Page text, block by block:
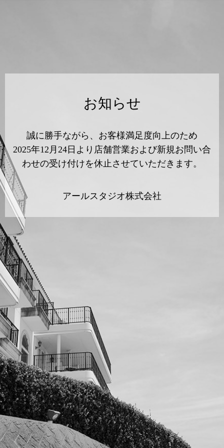
お知らせ
誠に勝手ながら、お客様満足度向上のため
2025年12月24日より店舗営業および新規お問い合
わせの受け付けを休止させていただきます。
アールスタジオ株式会社